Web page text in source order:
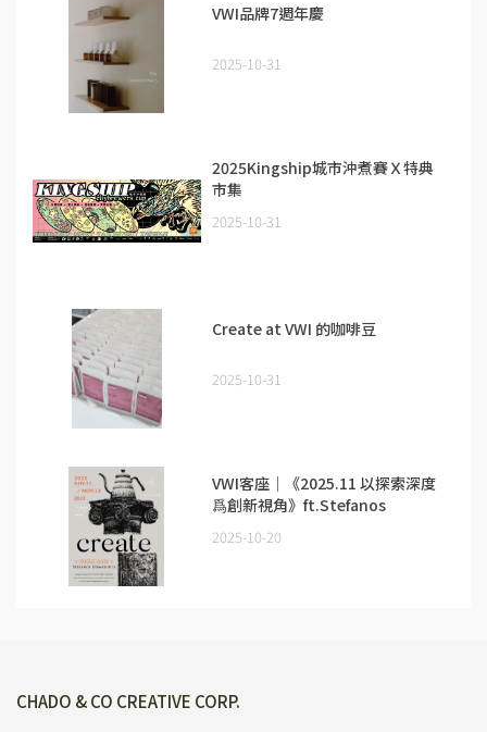
VWI品牌7週年慶
2025-10-31
2025Kingship城市沖煮賽Ｘ特典
市集
2025-10-31
Create at VWI 的咖啡豆
2025-10-31
VWI客座｜《2025.11 以探索深度
爲創新視角》ft.Stefanos
2025-10-20
CHADO & CO CREATIVE CORP.